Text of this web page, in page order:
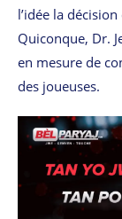
l’idée la
Quiconque, Dr.
en mesure de
des joueuses.